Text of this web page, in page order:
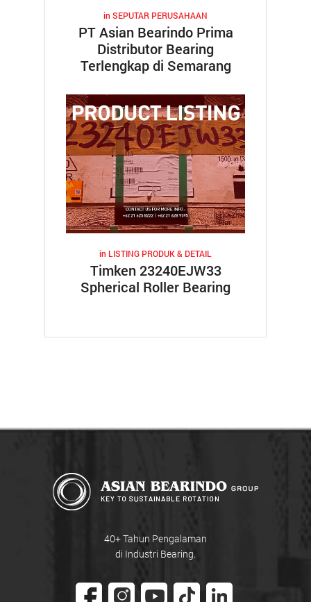
in SEPUTAR PERUSAHAAN
PT Asian Bearindo Prima
Distributor Bearing
Terlengkap di Semarang
in LISTING PRODUK & DETAIL
Timken 23240EJW33
Spherical Roller Bearing
40+ Tahun Pengalaman
di Industri Bearing.